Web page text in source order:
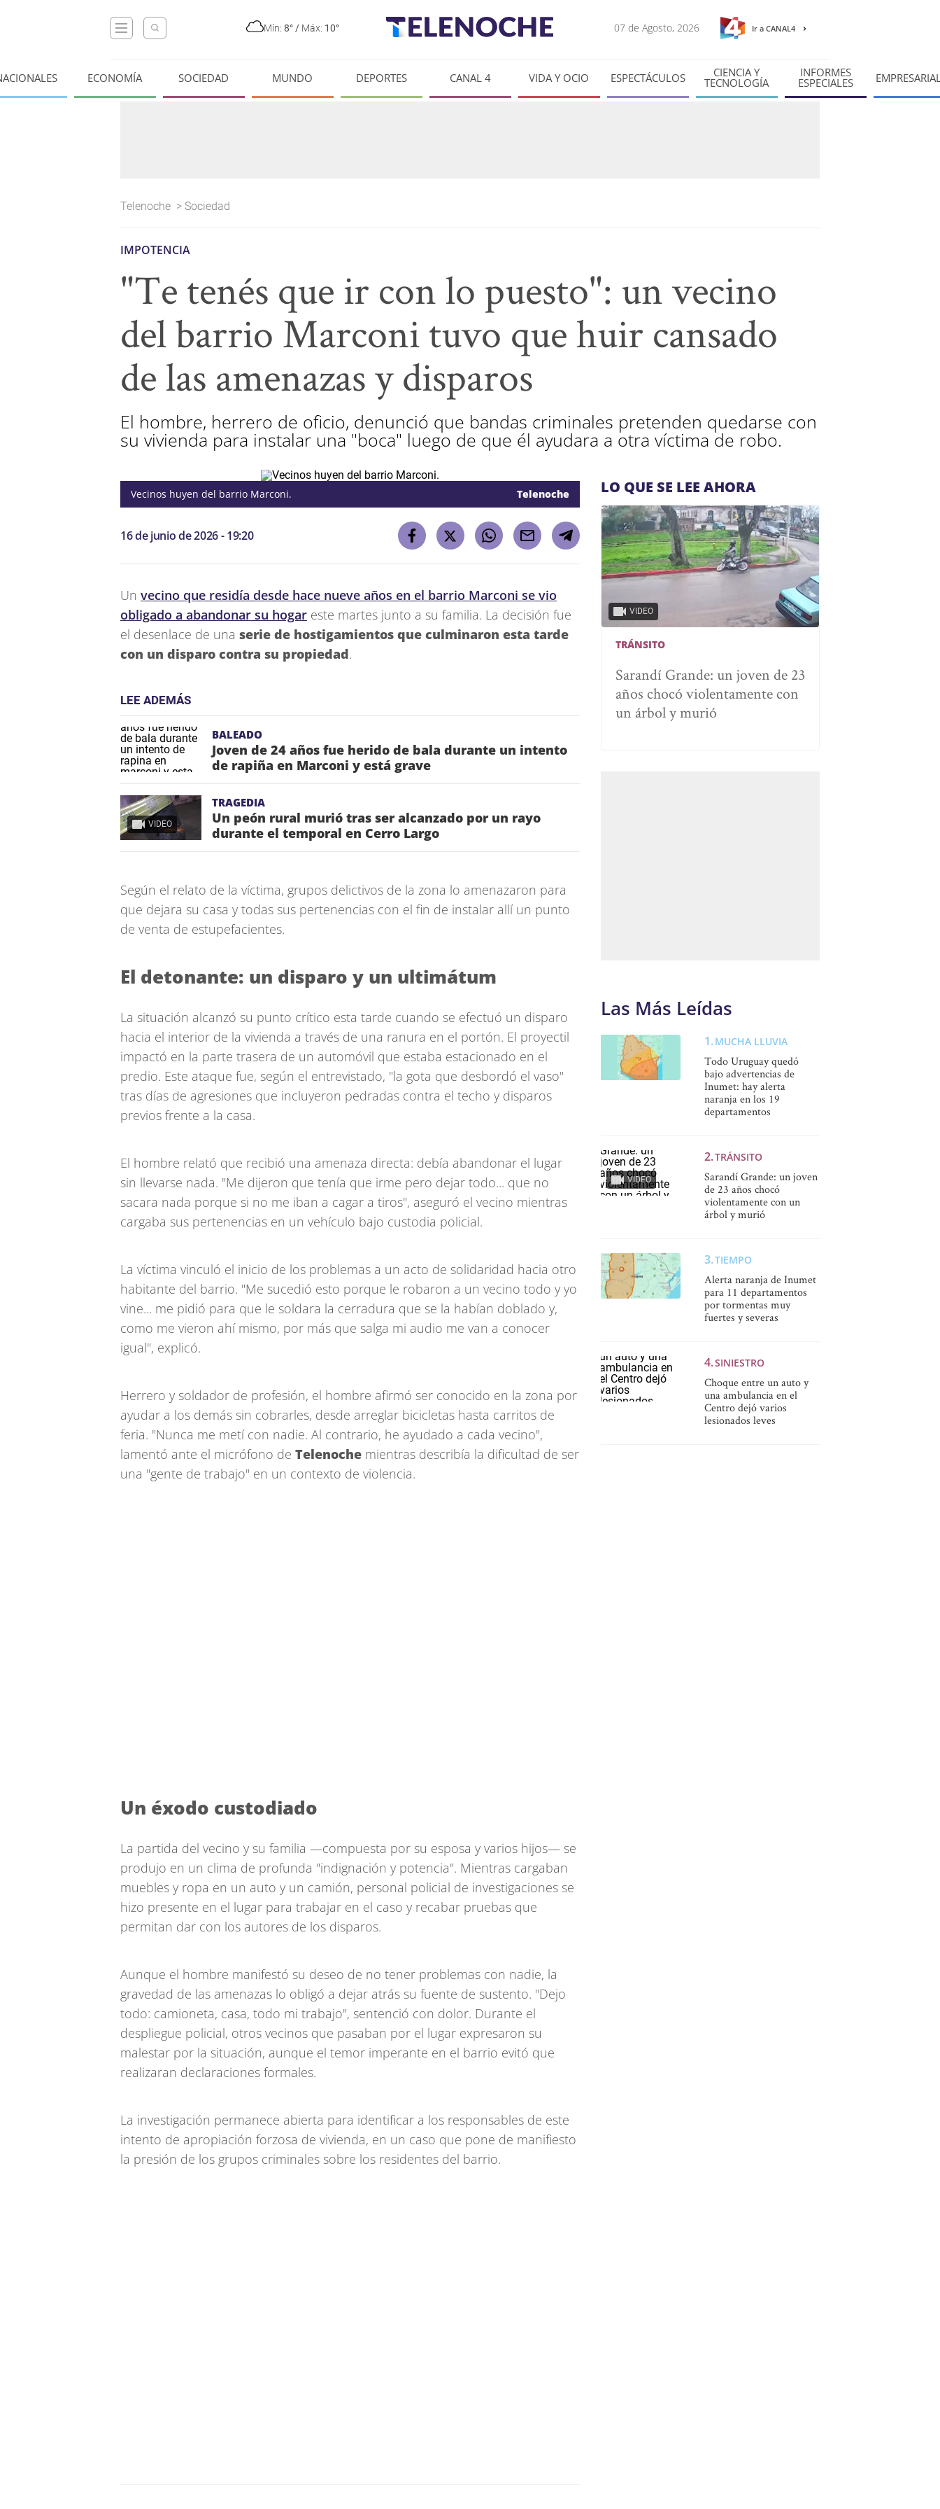
Mín: 8° / Máx: 10° 07 de Agosto, 2026 Ir a CANAL4
ECONOMÍA SOCIEDAD MUNDO DEPORTES CANAL 4 VIDA Y OCIO ESPECTÁCULOS CIENCIA Y
TECNOLOGÍA
INFORMES
ESPECIALES
Telenoche > Sociedad
IMPOTENCIA
"Te tenés que ir con lo puesto": un vecino
del barrio Marconi tuvo que huir cansado
de las amenazas y disparos
El hombre, herrero de oficio, denunció que bandas criminales pretenden quedarse con
su vivienda para instalar una "boca" luego de que él ayudara a otra víctima de robo.
Vecinos huyen del barrio Marconi. Telenoche
16 de junio de 2026 - 19:20
Un vecino que residía desde hace nueve años en el barrio Marconi se vio
obligado a abandonar su hogar este martes junto a su familia. La decisión fue
el desenlace de una serie de hostigamientos que culminaron esta tarde
con un disparo contra su propiedad.
LEE ADEMÁS
BALEADO
Joven de 24 años fue herido de bala durante un intento
de rapiña en Marconi y está grave
VIDEO
TRAGEDIA
Un peón rural murió tras ser alcanzado por un rayo
durante el temporal en Cerro Largo
Según el relato de la víctima, grupos delictivos de la zona lo amenazaron para
que dejara su casa y todas sus pertenencias con el fin de instalar allí un punto
de venta de estupefacientes.
El detonante: un disparo y un ultimátum
La situación alcanzó su punto crítico esta tarde cuando se efectuó un disparo
hacia el interior de la vivienda a través de una ranura en el portón. El proyectil
impactó en la parte trasera de un automóvil que estaba estacionado en el
predio. Este ataque fue, según el entrevistado, "la gota que desbordó el vaso"
tras días de agresiones que incluyeron pedradas contra el techo y disparos
previos frente a la casa.
El hombre relató que recibió una amenaza directa: debía abandonar el lugar
sin llevarse nada. "Me dijeron que tenía que irme pero dejar todo... que no
sacara nada porque si no me iban a cagar a tiros", aseguró el vecino mientras
cargaba sus pertenencias en un vehículo bajo custodia policial.
La víctima vinculó el inicio de los problemas a un acto de solidaridad hacia otro
habitante del barrio. "Me sucedió esto porque le robaron a un vecino todo y yo
vine... me pidió para que le soldara la cerradura que se la habían doblado y,
como me vieron ahí mismo, por más que salga mi audio me van a conocer
igual", explicó.
Herrero y soldador de profesión, el hombre afirmó ser conocido en la zona por
ayudar a los demás sin cobrarles, desde arreglar bicicletas hasta carritos de
feria. "Nunca me metí con nadie. Al contrario, he ayudado a cada vecino",
lamentó ante el micrófono de Telenoche mientras describía la dificultad de ser
una "gente de trabajo" en un contexto de violencia.
Un éxodo custodiado
La partida del vecino y su familia —compuesta por su esposa y varios hijos— se
produjo en un clima de profunda "indignación y potencia". Mientras cargaban
muebles y ropa en un auto y un camión, personal policial de investigaciones se
hizo presente en el lugar para trabajar en el caso y recabar pruebas que
permitan dar con los autores de los disparos.
Aunque el hombre manifestó su deseo de no tener problemas con nadie, la
gravedad de las amenazas lo obligó a dejar atrás su fuente de sustento. "Dejo
todo: camioneta, casa, todo mi trabajo", sentenció con dolor. Durante el
despliegue policial, otros vecinos que pasaban por el lugar expresaron su
malestar por la situación, aunque el temor imperante en el barrio evitó que
realizaran declaraciones formales.
La investigación permanece abierta para identificar a los responsables de este
intento de apropiación forzosa de vivienda, en un caso que pone de manifiesto
la presión de los grupos criminales sobre los residentes del barrio.
LO QUE SE LEE AHORA
VIDEO
TRÁNSITO
Sarandí Grande: un joven de 23
años chocó violentamente con
un árbol y murió
Las Más Leídas
MUCHA LLUVIA
Todo Uruguay quedó
bajo advertencias de
Inumet: hay alerta
naranja en los 19
departamentos
VIDEO
TRÁNSITO
Sarandí Grande: un joven
de 23 años chocó
violentamente con un
árbol y murió
TIEMPO
Alerta naranja de Inumet
para 11 departamentos
por tormentas muy
fuertes y severas
SINIESTRO
Choque entre un auto y
una ambulancia en el
Centro dejó varios
lesionados leves